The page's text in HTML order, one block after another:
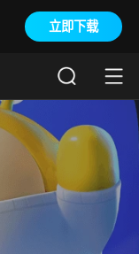
立即下载